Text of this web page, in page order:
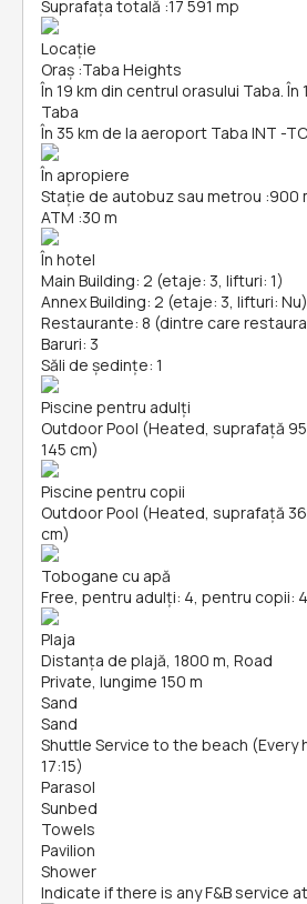
Suprafața totală :17 591 mp
Locație
Oraș :Taba Heights
În 19 km din centrul orasului Taba. În
Taba
În 35 km de la aeroport Taba INT -
În apropiere
Stație de autobuz sau metrou :900
ATM :30 m
În hotel
Main Building: 2 (etaje: 3, lifturi: 1)
Annex Building: 2 (etaje: 3, lifturi: Nu)
Restaurante: 8 (dintre care
Baruri: 3
Săli de ședințe: 1
Piscine pentru adulți
Outdoor Pool (Heated, suprafață
145 cm)
Piscine pentru copii
Outdoor Pool (Heated, suprafață
cm)
Tobogane cu apă
Free, pentru adulți: 4, pentru copii: 4
Plaja
Distanța de plajă, 1800 m, Road
Private, lungime 150 m
Sand
Sand
Shuttle Service to the beach (Every
17:15)
Parasol
Sunbed
Towels
Pavilion
Shower
Indicate if there is any F&B service